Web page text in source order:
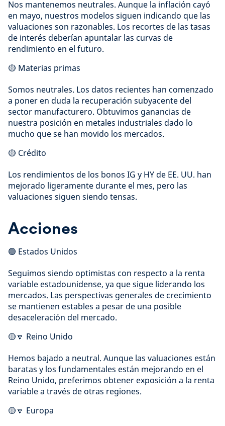
Nos mantenemos neutrales. Aunque la inflación cayó
en mayo, nuestros modelos siguen indicando que las
valuaciones son razonables. Los recortes de las tasas
de interés deberían apuntalar las curvas de
rendimiento en el futuro.
🟡 Materias primas
Somos neutrales. Los datos recientes han comenzado
a poner en duda la recuperación subyacente del
sector manufacturero. Obtuvimos ganancias de
nuestra posición en metales industriales dado lo
mucho que se han movido los mercados.
🟡 Crédito
Los rendimientos de los bonos IG y HY de EE. UU. han
mejorado ligeramente durante el mes, pero las
valuaciones siguen siendo tensas.
Acciones
🟢 Estados Unidos
Seguimos siendo optimistas con respecto a la renta
variable estadounidense, ya que sigue liderando los
mercados. Las perspectivas generales de crecimiento
se mantienen estables a pesar de una posible
desaceleración del mercado.
🟡🔽 Reino Unido
Hemos bajado a neutral. Aunque las valuaciones están
baratas y los fundamentales están mejorando en el
Reino Unido, preferimos obtener exposición a la renta
variable a través de otras regiones.
🟡🔽 Europa